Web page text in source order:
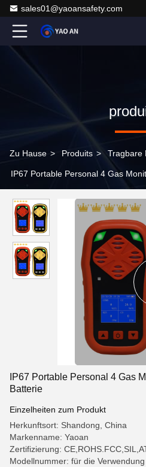
sales01@yaoansafety.com
Zu Hause > Produits > Tragbare
IP67 Portable Personal 4 Gas
IP67 Portable Personal 4 Gas
Batterie
Einzelheiten zum Produkt
Herkunftsort: Shandong, China
Markenname: Yaoan
Zertifizierung:
Modellnummer: für die